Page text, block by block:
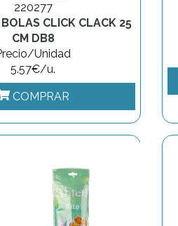
220277
CLICK CLACK 25
CM DB8
Unidad
5.57€/u.
COMPRAR